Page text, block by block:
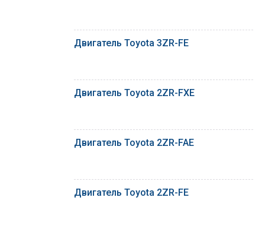
Двигатель Toyota 3ZR-FE
Двигатель Toyota 2ZR-FXE
Двигатель Toyota 2ZR-FAE
Двигатель Toyota 2ZR-FE